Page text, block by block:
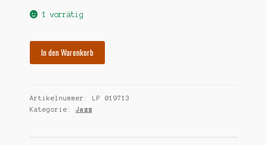
1 vorrätig
Menge
In den Warenkorb
Artikelnummer:
LP 019713
Kategorie: Jazz